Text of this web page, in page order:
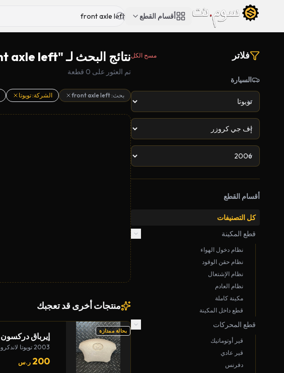
أقسام القطع
فلاتر مسح الكل
السيارة
أقسام القطع
كل التصنيفات
قطع المكينة
نظام دخول الهواء
نظام حقن الوقود
نظام الإشتعال
نظام العادم
مكينة كاملة
قطع داخل المكينة
قطع المحركات
قير أوتوماتيك
قير عادي
دفرنس
نتائج البحث لـ "front axle left"
تم العثور على 0 قطعة
بحث: front axle left الشركة: تويوتا
منتجات أخرى قد تعجبك
بحالة ممتازة
إيرباق دركسون
2003 تويوتا لاندكروزر
200 ر.س